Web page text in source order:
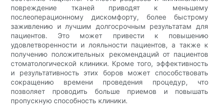
повреждение тканей приводят к меньшему
послеоперационному дискомфорту, более быстрому
заживлению и лучшим долгосрочным результатам для
пациентов. Это может привести к повышению
удовлетворенности и лояльности пациентов, а также к
получению положительных рекомендаций от пациентов
стоматологической клиники. Кроме того, эффективность
и результативность этих боров может способствовать
сокращению времени проведения процедур, что
позволяет проводить больше приемов и повышать
пропускную способность клиники.